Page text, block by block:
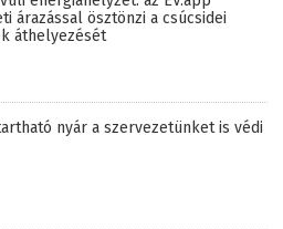
árazással ösztönzi a csúcsidei
áthelyezését
nyár a szervezetünket is védi